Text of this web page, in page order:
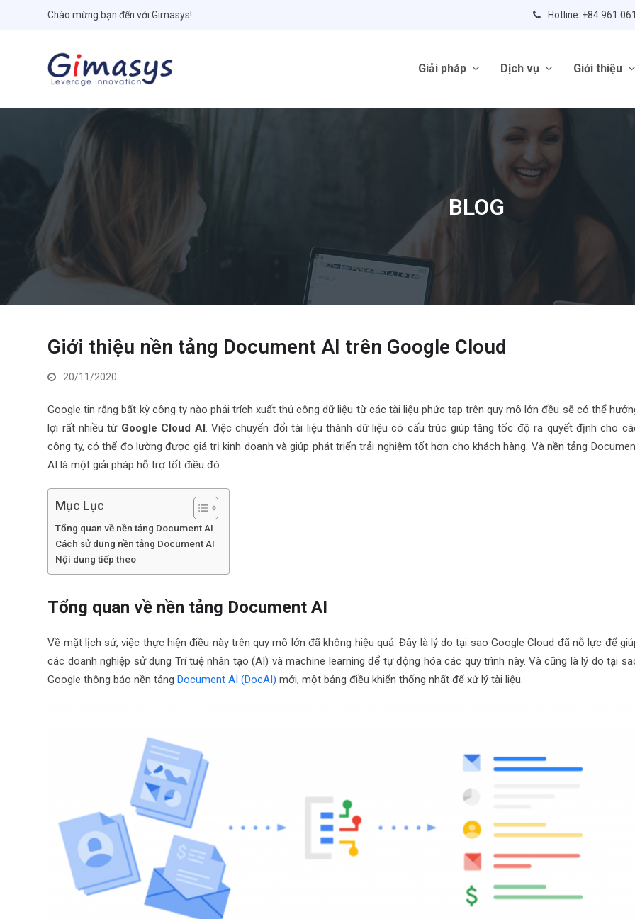
Chào mừng bạn đến với Gimasys! Hotline: +84 961
Giải pháp Dịch vụ Giới thiệu
BLOG
Giới thiệu nền tảng Document AI trên Google Cloud
20/11/2020
Google tin rằng bất kỳ công ty nào phải trích xuất thủ công dữ liệu từ các tài liệu phức tạp trên quy mô lớn đều sẽ có thể
lợi rất nhiều từ Google Cloud AI. Việc chuyển đổi tài liệu thành dữ liệu có cấu trúc giúp tăng tốc độ ra quyết định cho
công ty, có thể đo lường được giá trị kinh doanh và giúp phát triển trải nghiệm tốt hơn cho khách hàng. Và nền tảng
AI là một giải pháp hỗ trợ tốt điều đó.
Mục Lục
Tổng quan về nền tảng Document AI
Cách sử dụng nền tảng Document AI
Nội dung tiếp theo
Tổng quan về nền tảng Document AI
Về mặt lịch sử, việc thực hiện điều này trên quy mô lớn đã không hiệu quả. Đây là lý do tại sao Google Cloud đã nỗ lực để
các doanh nghiệp sử dụng Trí tuệ nhân tạo (AI) và machine learning để tự động hóa các quy trình này. Và cũng là lý do tại
Google thông báo nền tảngDocument AI (DocAI) mới, một bảng điều khiển thống nhất để xử lý tài liệu.